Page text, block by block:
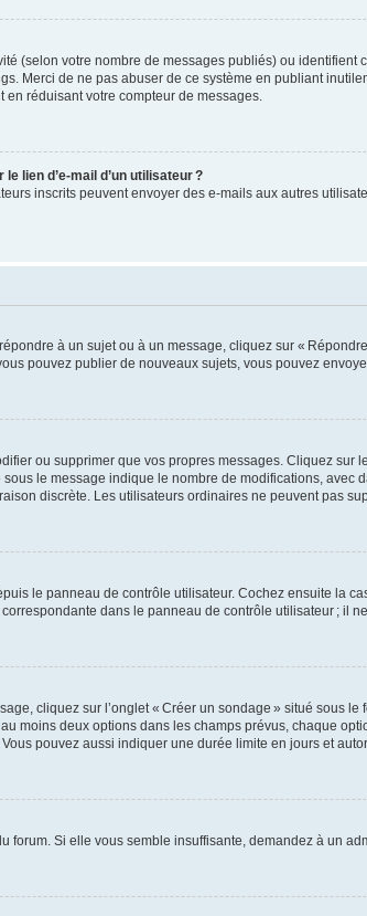
(selon votre nombre de messages publiés) ou
Merci de ne pas abuser de ce système en publiant
réduisant votre compteur de messages.
lien d’e-mail d’un utilisateur ?
inscrits peuvent envoyer des e-mails aux autres
à un sujet ou à un message, cliquez sur «
pouvez publier de nouveaux sujets, vous pouvez
ou supprimer que vos propres messages. Cliquez sur
le message indique le nombre de modifications, avec
discrète. Les utilisateurs ordinaires ne peuvent pas
le panneau de contrôle utilisateur. Cochez ensuite la
dans le panneau de contrôle utilisateur ; il
cliquez sur l’onglet « Créer un sondage » situé sous
moins deux options dans les champs prévus, chaque
pouvez aussi indiquer une durée limite en jours et
Si elle vous semble insuffisante, demandez à un